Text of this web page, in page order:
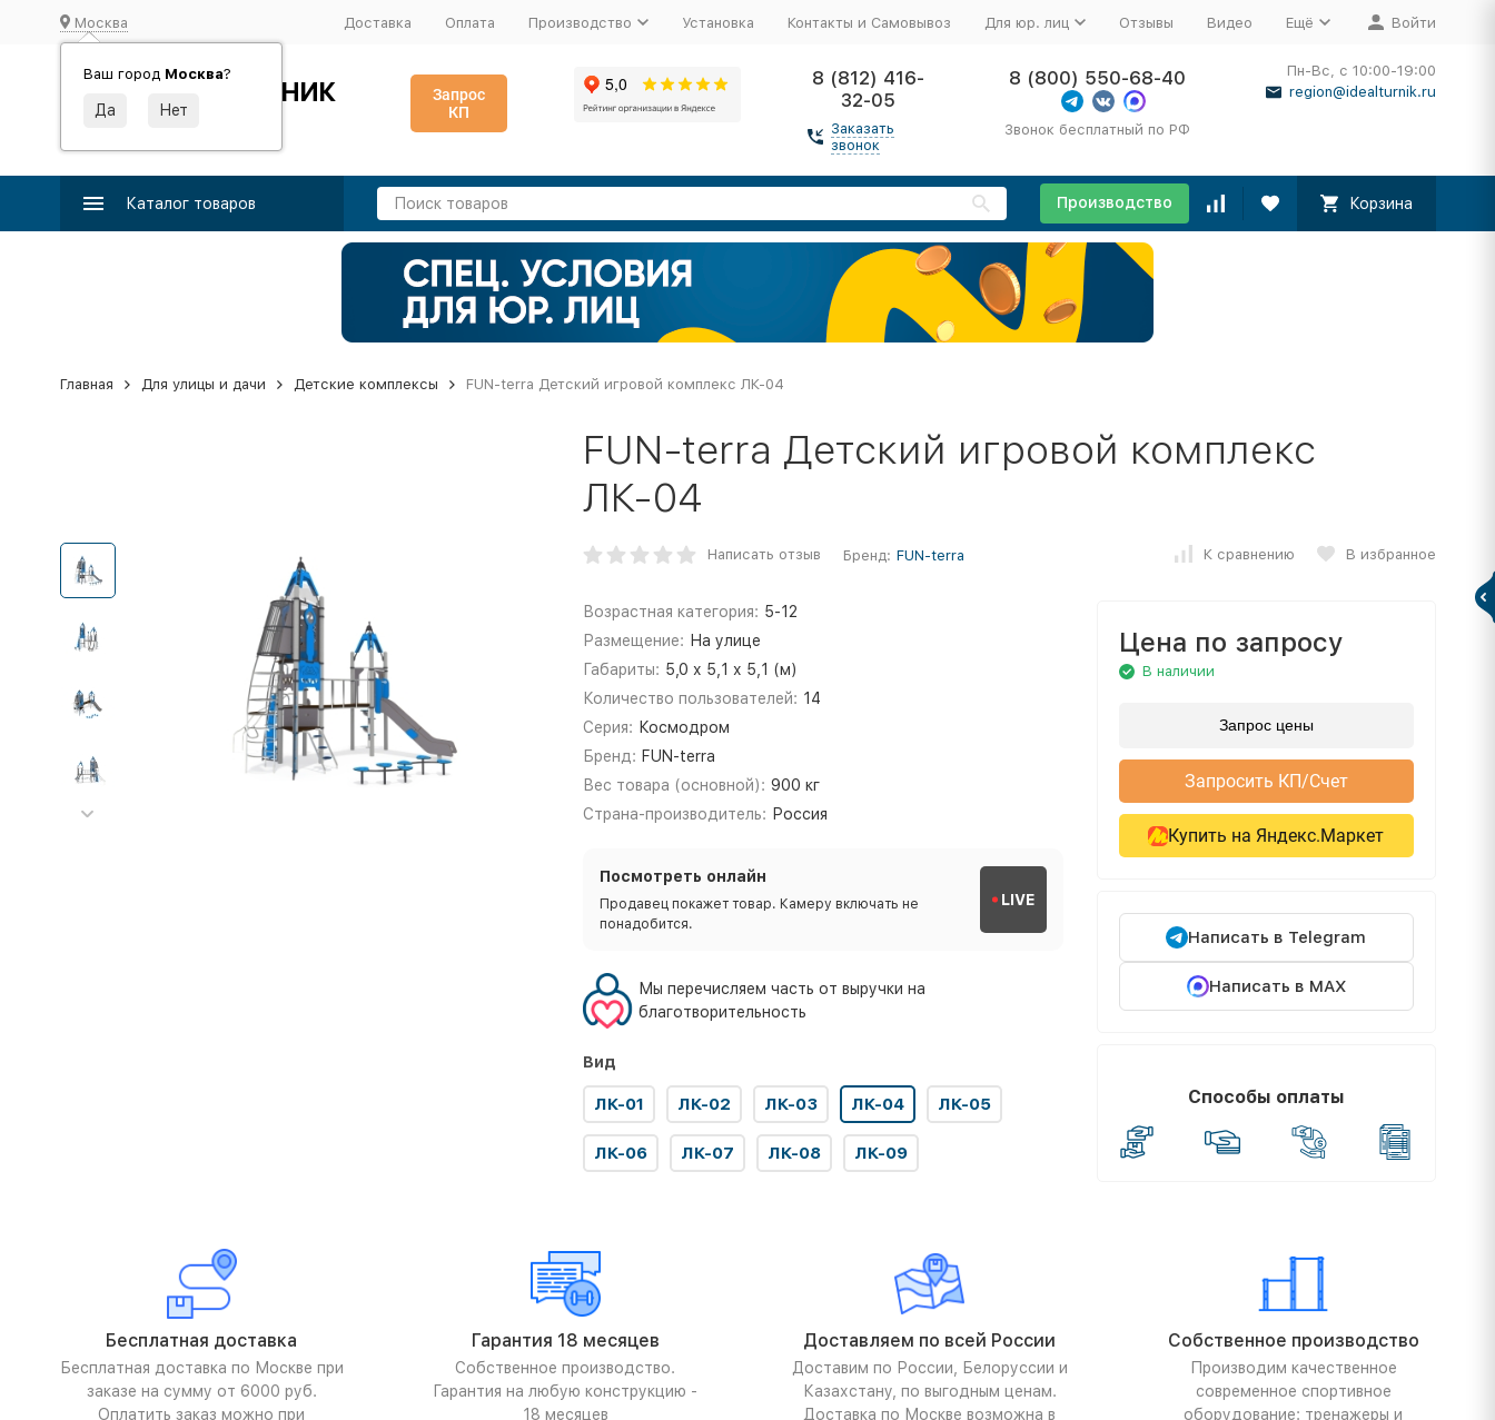
Москва
Ваш город Москва?
Доставка Оплата Производство Установка Контакты и Самовывоз Для юр. лиц Отзывы Видео Ещё Войти
ИДЕАЛЬНЫЙ ТУРНИК
Производство и поставка спортивного оборудования
Запрос
КП
8 (812) 416-
32-05
Заказать
звонок
8 (800) 550-68-40
Звонок бесплатный по РФ
Пн-Вс, с 10:00-19:00
region@idealturnik.ru
Каталог товаров Производство Корзина
Главная Для улицы и дачи Детские комплексы FUN-terra Детский игровой комплекс ЛК-04
FUN-terra Детский игровой комплекс
ЛК-04
Написать отзыв Бренд: FUN-terra К сравнению В избранное
Возрастная категория: 5-12
Размещение: На улице
Габариты: 5,0 х 5,1 х 5,1 (м)
Количество пользователей: 14
Серия: Космодром
Бренд: FUN-terra
Вес товара (основной): 900 кг
Страна-производитель: Россия
Посмотреть онлайн
Продавец покажет товар. Камеру включать не
понадобится.
LIVE
Мы перечисляем часть от выручки на
благотворительность
Вид
ЛК-01 ЛК-02 ЛК-03 ЛК-04 ЛК-05
ЛК-06 ЛК-07 ЛК-08 ЛК-09
Цена по запросу
В наличии
Запрос цены
Запросить КП/Счет
Купить на Яндекс.Маркет
Написать в Telegram
Написать в MAX
Способы оплаты
Бесплатная доставка
Бесплатная доставка по Москве при
заказе на сумму от 6000 руб.
Оплатить заказ можно при
Гарантия 18 месяцев
Собственное производство.
Гарантия на любую конструкцию -
18 месяцев
Доставляем по всей России
Доставим по России, Белоруссии и
Казахстану, по выгодным ценам.
Доставка по Москве возможна в
Собственное производство
Производим качественное
современное спортивное
оборудование: тренажеры и